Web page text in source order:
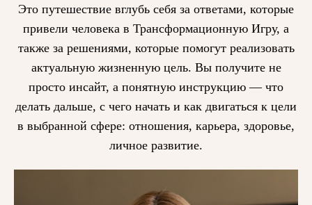
Это путешествие вглубь себя за ответами, которые
привели человека в Трансформационную Игру, а
также за решениями, которые помогут реализовать
актуальную жизненную цель. Вы получите не
просто инсайт, а понятную инструкцию — что
делать дальше, с чего начать и как двигаться к цели
в выбранной сфере: отношения, карьера, здоровье,
личное развитие.